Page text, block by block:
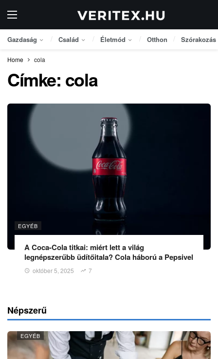
Gazdaság Család Életmód Otthon Szórakozás
Home cola
Címke: cola
EGYÉB
A Coca-Cola titkai: miért lett a világ
legnépszerűbb üdítőitala? Cola háború a Pepsivel
október 5, 2025 7
Népszerű
EGYÉB